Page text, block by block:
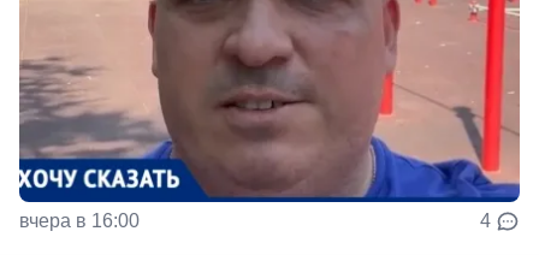
вчера в 16:00 4